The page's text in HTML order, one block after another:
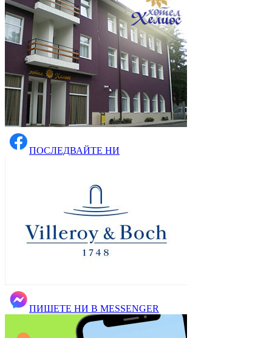
ПОСЛЕДВАЙТЕ НИ
ПИШЕТЕ НИ В MESSENGER